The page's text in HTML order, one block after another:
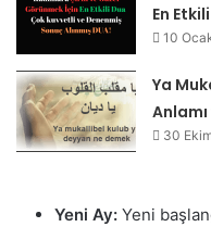
En
10
Ya
30
Yeni Ay: Yeni